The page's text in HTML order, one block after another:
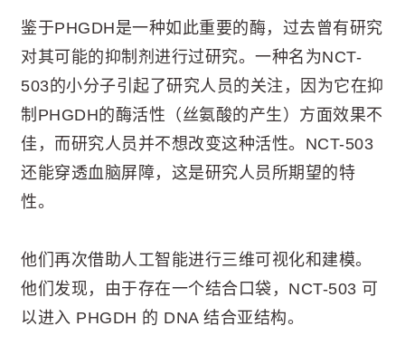
鉴于PHGDH是一种如此重要的酶，过去曾有研究
对其可能的抑制剂进行过研究。一种名为NCT-
503的小分子引起了研究人员的关注，因为它在抑
制PHGDH的酶活性（丝氨酸的产生）方面效果不
佳，而研究人员并不想改变这种活性。NCT-503
还能穿透血脑屏障，这是研究人员所期望的特
性。
他们再次借助人工智能进行三维可视化和建模。
他们发现，由于存在一个结合口袋，NCT-503 可
以进入 PHGDH 的 DNA 结合亚结构。